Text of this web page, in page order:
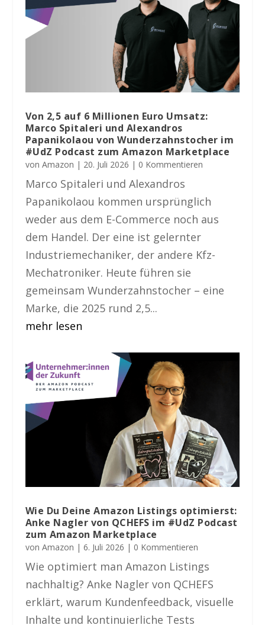
Von 2,5 auf 6 Millionen Euro Umsatz:
Marco Spitaleri und Alexandros
Papanikolaou von Wunderzahnstocher im
#UdZ Podcast zum Amazon Marketplace
von Amazon | 20. Juli 2026 | 0 Kommentieren
Marco Spitaleri und Alexandros
Papanikolaou kommen ursprünglich
weder aus dem E-Commerce noch aus
dem Handel. Der eine ist gelernter
Industriemechaniker, der andere Kfz-
Mechatroniker. Heute führen sie
gemeinsam Wunderzahnstocher – eine
Marke, die 2025 rund 2,5...
mehr lesen
Wie Du Deine Amazon Listings optimierst:
Anke Nagler von QCHEFS im #UdZ Podcast
zum Amazon Marketplace
von Amazon | 6. Juli 2026 | 0 Kommentieren
Wie optimiert man Amazon Listings
nachhaltig? Anke Nagler von QCHEFS
erklärt, warum Kundenfeedback, visuelle
Inhalte und kontinuierliche Tests